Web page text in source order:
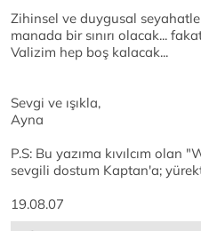
Zihinsel ve duygusal
manada bir sınırı olacak...
Valizim hep boş kalacak...
Sevgi ve ışıkla,
Ayna
P.S: Bu yazıma kıvılcım olan
sevgili dostum Kaptan'a;
19.08.07